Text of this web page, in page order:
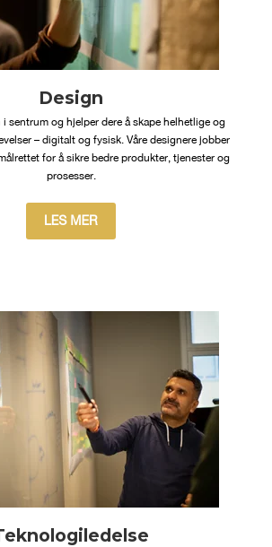
Design
i sentrum og hjelper dere å skape helhetlige og
– digitalt og fysisk. Våre designere jobber
for å sikre bedre produkter, tjenester og
prosesser.